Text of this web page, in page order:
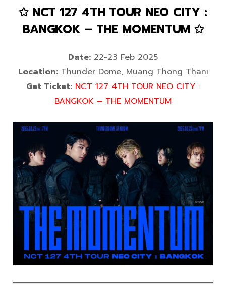
✩ NCT 127 4TH TOUR NEO CITY :
BANGKOK – THE MOMENTUM ✩
Date: 22-23 Feb 2025
Location:Thunder Dome, Muang Thong Thani
Get Ticket: NCT 127 4TH TOUR NEO CITY :
BANGKOK – THE MOMENTUM